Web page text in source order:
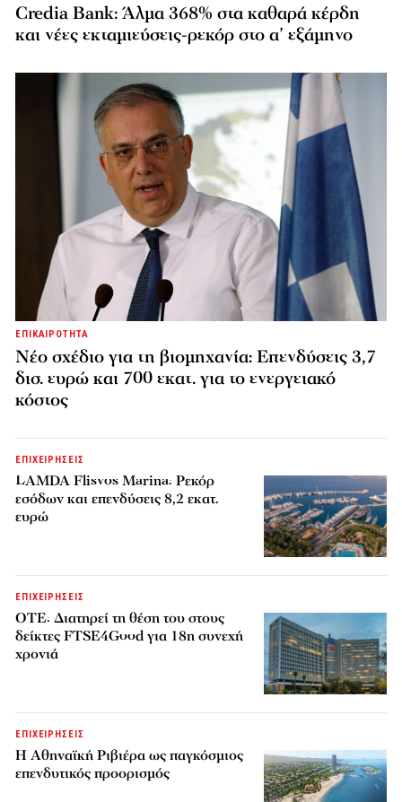
Credia Bank: Άλμα 368% στα καθαρά κέρδη
και νέες εκταμιεύσεις-ρεκόρ στο α’ εξάμηνο
ΕΠΙΚΑΙΡΟΤΗΤΑ
Νέο σχέδιο για τη βιομηχανία: Επενδύσεις 3,7
δισ. ευρώ και 700 εκατ. για το ενεργειακό
κόστος
ΕΠΙΧΕΙΡΗΣΕΙΣ
LAMDA Flisvos Marina: Ρεκόρ
εσόδων και επενδύσεις 8,2 εκατ.
ευρώ
ΕΠΙΧΕΙΡΗΣΕΙΣ
ΟΤΕ: Διατηρεί τη θέση του στους
δείκτες FTSE4Good για 18η συνεχή
χρονιά
ΕΠΙΧΕΙΡΗΣΕΙΣ
Η Αθηναϊκή Ριβιέρα ως παγκόσμιος
επενδυτικός προορισμός